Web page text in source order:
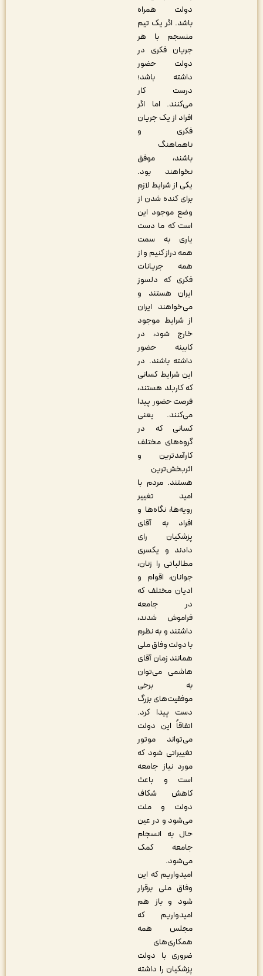
دولت همراه
باشد. اگر یک تیم
منسجم با هر
جریان فکری در
دولت حضور
داشته باشد؛
درست کار
می‌کنند. اما اگر
افراد از یک جریان
فکری و
ناهماهنگ
باشند، موفق
نخواهند بود.
یکی از شرایط لازم
برای کنده شدن از
وضع موجود این
است که ما دست
یاری به سمت
همه دراز کنیم و از
همه جریانات
فکری که دلسوز
ایران هستند و
می‌خواهند ایران
از شرایط موجود
خارج شود، در
کابینه حضور
داشته باشند. در
این شرایط کسانی‌
که کاربلد هستند،
فرصت حضور پیدا
می‌کنند. یعنی
کسانی ‌که در
گروه‌های مختلف
کارآمدترین و
اثربخش‌ترین
هستند. مردم با
امید تغییر
رویه‌ها، نگاه‌ها و
افراد به آقای
پزشکیان رای
دادند و یکسری
مطالباتی را زنان،
جوانان، اقوام و
ادیان مختلف که
در جامعه
فراموش شدند،
داشتند و به نظرم
با دولت وفاق ملی
همانند زمان آقای
هاشمی می‌توان
به برخی
موفقیت‌های بزرگ
دست پیدا کرد.
اتفاقاً این دولت
می‌تواند موتور
تغییراتی شود که
مورد نیاز جامعه
است و باعث
کاهش شکاف
دولت و ملت
می‌شود و در عین
حال به انسجام
جامعه کمک
می‌شود.
امیدواریم که این
وفاق ملی برقرار
شود و باز هم
امیدواریم که
مجلس همه
همکاری‌های
ضروری با دولت
پزشکیان را داشته